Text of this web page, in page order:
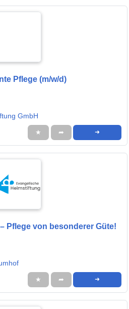
Pflege (m/w/d)
GmbH
★ ➦ ➜
Pflege von besonderer Güte!
★ ➦ ➜